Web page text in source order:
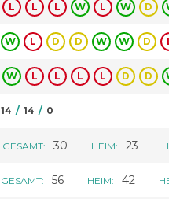
L L L W L W D
W L D D W W D
W L L L L D D
14 / 14 / 0
GESAMT: 30 HEIM: 23
GESAMT: 56 HEIM: 42